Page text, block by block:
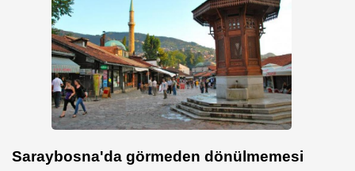
Saraybosna'da görmeden dönülmemesi